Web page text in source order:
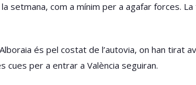
setmana, com a mínim per a agafar forces.
és pel costat de l’autovia, on han
cues per a entrar a València seguiran.